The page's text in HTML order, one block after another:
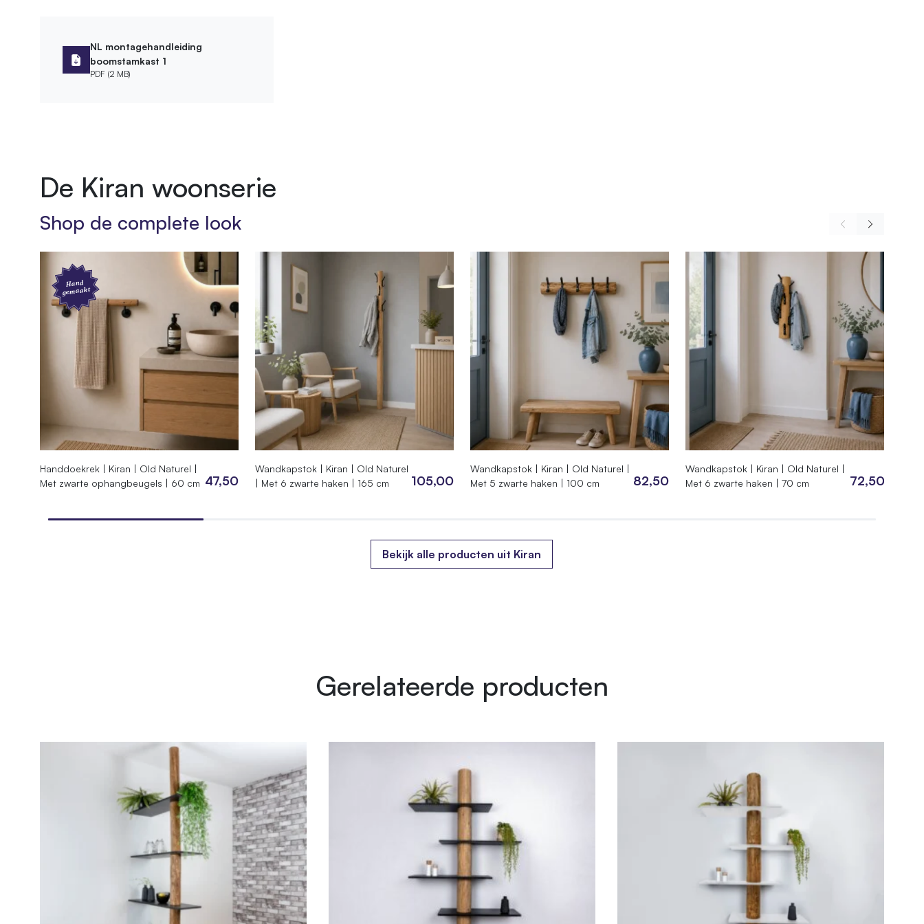
Afmetingen
Leveringsvorm Zelfbouwpakket
Bevestigingsmateriaal meegeleverd
Afwerking
Bewerking Geschuurd
Behandeling Diepgevroren
Product
Lengte 90 cm
30
250 cm
Lengte plank roomdivider 90 cm, 120 cm
SKU 010.BB.06.250
Gewicht
NL montagehandleiding
boomstamkast 1
PDF (2 MB)
De Kiran woonserie
Shop de complete look
Hand
gemaakt
Handdoekrek | Kiran | Old Naturel |
Met zwarte ophangbeugels | 60 cm 47,50
Wandkapstok | Kiran | Old Naturel
| Met 6 zwarte haken | 165 cm
105,00
Wandkapstok | Kiran | Old Naturel |
Met 5 zwarte haken | 100 cm
82,50
Wandkapstok | Kiran | Old Naturel |
Met 6 zwarte haken | 70 cm
72,50
Bekijk alle producten uit Kiran
Gerelateerde producten